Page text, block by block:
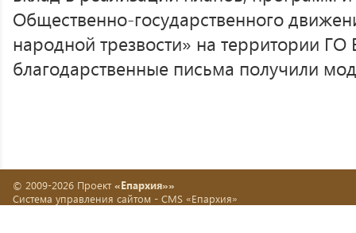
Общественно-государственного
народной трезвости» на территории ГО
благодарственные письма получили
© 2009-2026 Проект «Епархия»»
Система управления сайтом - CMS «Епархия»